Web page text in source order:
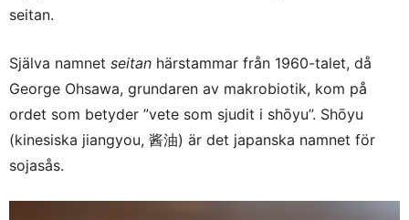
seitan.
Själva namnet seitan härstammar från 1960-talet, då
George Ohsawa, grundaren av makrobiotik, kom på
ordet som betyder ”vete som sjudit i shōyu”. Shōyu
(kinesiska jiangyou, 酱油) är det japanska namnet för
sojasås.